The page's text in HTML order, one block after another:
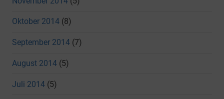
Oktober 2014 (8)
September 2014 (7)
August 2014 (5)
Juli 2014 (5)